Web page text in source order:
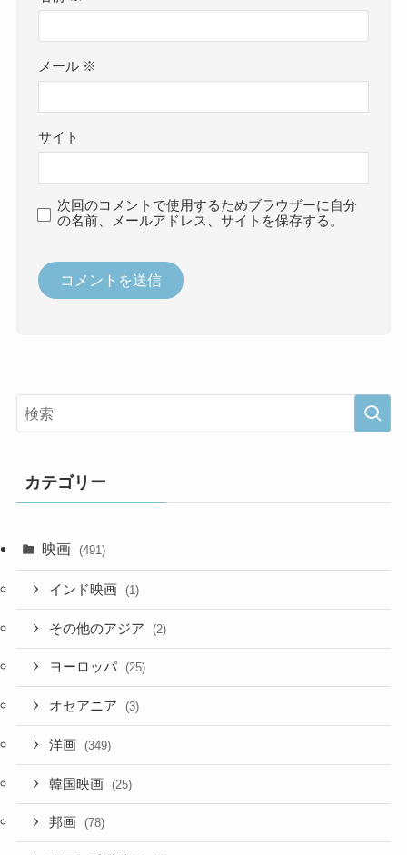
メール ※
サイト
次回のコメントで使用するためブラウザーに自分
の名前、メールアドレス、サイトを保存する。
カテゴリー
映画 (491)
インド映画 (1)
その他のアジア (2)
ヨーロッパ (25)
オセアニア (3)
洋画 (349)
韓国映画 (25)
邦画 (78)